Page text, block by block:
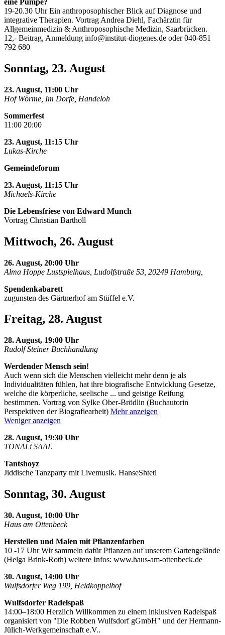
19-20.30 Uhr Ein anthroposophischer Blick auf Diagnose und
integrative Therapien. Vortrag Andrea Diehl, Fachärztin für
Allgemeinmedizin & Anthroposophische Medizin, Saarbrücken.
12,- Beitrag, Anmeldung info@institut-diogenes.de oder 040-851
792 680
Sonntag, 23. August
23. August, 11:00 Uhr
Hof Wörme, Im Dorfe, Handeloh
Sommerfest
11:00 20:00
23. August, 11:15 Uhr
Lukas-Kirche
Gemeindeforum
23. August, 11:15 Uhr
Michaels-Kirche
Die Lebensfriese von Edward Munch
Vortrag Christian Bartholl
Mittwoch, 26. August
26. August, 20:00 Uhr
Alma Hoppe Lustspielhaus, Ludolfstraße 53, 20249 Hamburg,
Spendenkabarett
zugunsten des Gärtnerhof am Stüffel e.V.
Freitag, 28. August
28. August, 19:00 Uhr
Rudolf Steiner Buchhandlung
Werdender Mensch sein!
Auch wenn sich die Menschen vielleicht mehr denn je als
Individualitäten fühlen, hat ihre biografische Entwicklung Gesetze,
welche die körperliche, seelische ... und geistige Reifung
bestimmen. Vortrag von Sylke Ober-Brödlin (Buchautorin
Perspektiven der Biografiearbeit) Mehr anzeigen
Weniger anzeigen
28. August, 19:30 Uhr
TONALi SAAL
Tantshoyz
Jiddische Tanzparty mit Livemusik. HanseShtetl
Sonntag, 30. August
30. August, 10:00 Uhr
Haus am Ottenbeck
Herstellen und Malen mit Pflanzenfarben
10 -17 Uhr Wir sammeln dafür Pflanzen auf unserem Gartengelände
(Helga Brink-Roth) weitere Infos: www.haus-am-ottenbeck.de
30. August, 14:00 Uhr
Wulfsdorfer Weg 199, Heidkoppelhof
Wulfsdorfer Radelspaß
14:00–18:00 Herzlich Willkommen zu einem inklusiven Radelspaß
organisiert von "Die Robben Wulfsdorf gGmbH" und der Hermann-
Jülich-Werkgemeinschaft e.V..